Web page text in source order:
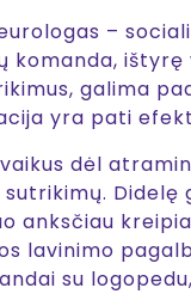
–
galima
yra pati
dėl
anksčiau
lavinimo
su